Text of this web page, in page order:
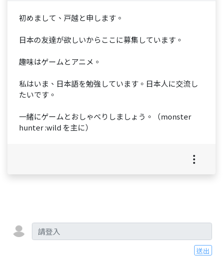
初めまして、戸越と申します。
日本の友達が欲しいからここに募集しています。
趣味はゲームとアニメ。
私はいま、日本語を勉強しています。日本人に交流し
たいです。
一緒にゲームとおしゃべりしましょう。（monster
hunter :wild を主に）
送出